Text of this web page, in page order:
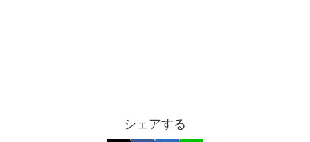
シェアする